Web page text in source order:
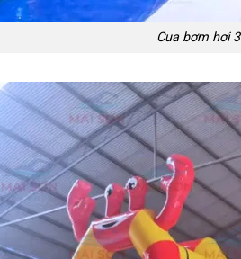
Cua bơm hơi 3